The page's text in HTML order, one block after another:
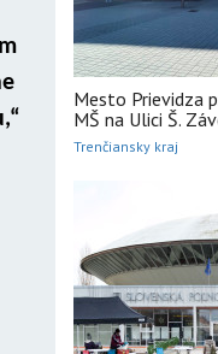
Mesto Prievidza
MŠ na Ulici Š.
Trenčiansky kraj